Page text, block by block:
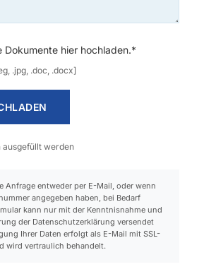
Dokumente hier hochladen.*
.jpg, .doc, .docx]
ausgefüllt werden
Anfrage entweder per E-Mail, oder wenn
angegeben haben, bei Bedarf
kann nur mit der Kenntnisnahme und
der Datenschutzerklärung versendet
Ihrer Daten erfolgt als E-Mail mit SSL-
wird vertraulich behandelt.